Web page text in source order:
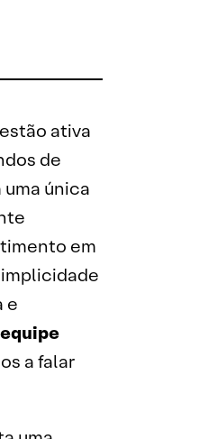
ativa
de
única
em
e
a falar